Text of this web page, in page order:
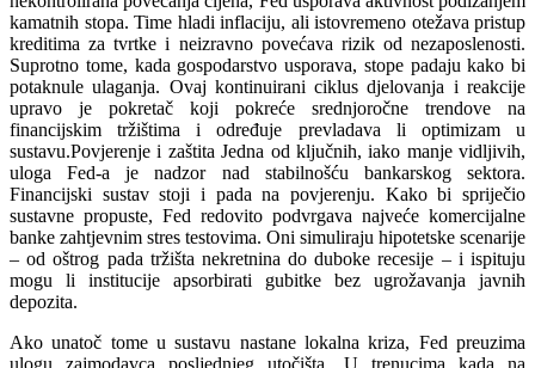
kamatnih stopa. Time hladi inflaciju, ali istovremeno otežava pristup
kreditima za tvrtke i neizravno povećava rizik od nezaposlenosti.
Suprotno tome, kada gospodarstvo usporava, stope padaju kako bi
potaknule ulaganja. Ovaj kontinuirani ciklus djelovanja i reakcije
upravo je pokretač koji pokreće srednjoročne trendove na
financijskim tržištima i određuje prevladava li optimizam u
sustavu.Povjerenje i zaštita Jedna od ključnih, iako manje vidljivih,
uloga Fed-a je nadzor nad stabilnošću bankarskog sektora.
Financijski sustav stoji i pada na povjerenju. Kako bi spriječio
sustavne propuste, Fed redovito podvrgava najveće komercijalne
banke zahtjevnim stres testovima. Oni simuliraju hipotetske scenarije
– od oštrog pada tržišta nekretnina do duboke recesije – i ispituju
mogu li institucije apsorbirati gubitke bez ugrožavanja javnih
depozita.
Ako unatoč tome u sustavu nastane lokalna kriza, Fed preuzima
ulogu zajmodavca posljednjeg utočišta. U trenucima kada na